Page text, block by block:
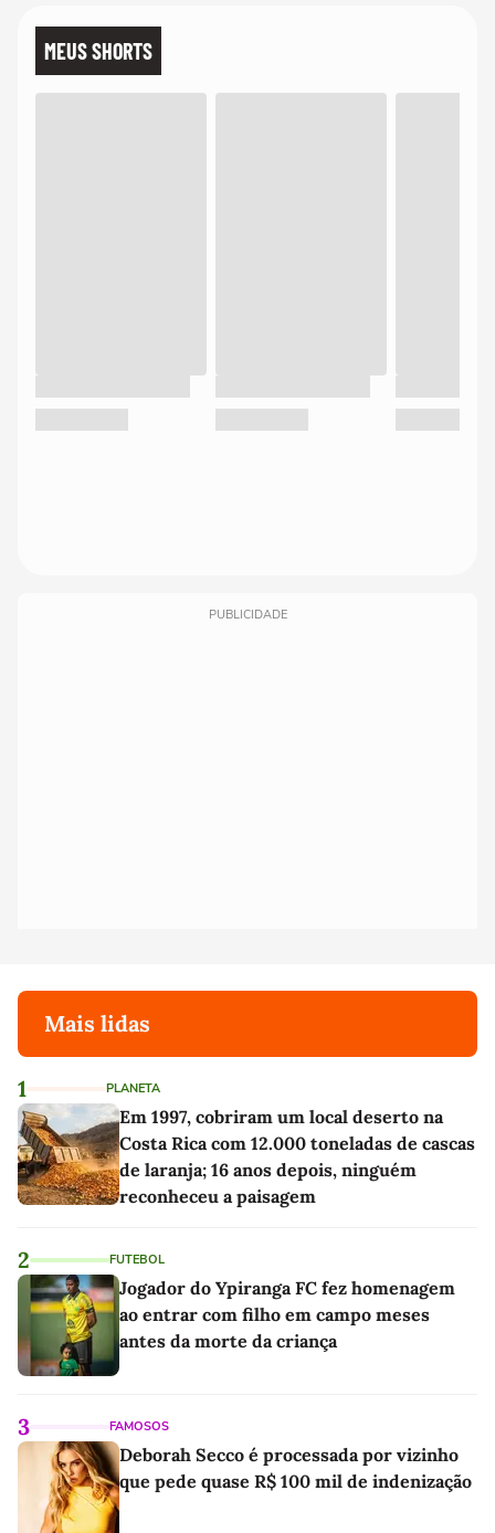
MEUS SHORTS
PUBLICIDADE
Mais lidas
1 PLANETA
Em 1997, cobriram um local deserto na
Costa Rica com 12.000 toneladas de cascas
de laranja; 16 anos depois, ninguém
reconheceu a paisagem
2 FUTEBOL
Jogador do Ypiranga FC fez homenagem
ao entrar com filho em campo meses
antes da morte da criança
3 FAMOSOS
Deborah Secco é processada por vizinho
que pede quase R$ 100 mil de indenização